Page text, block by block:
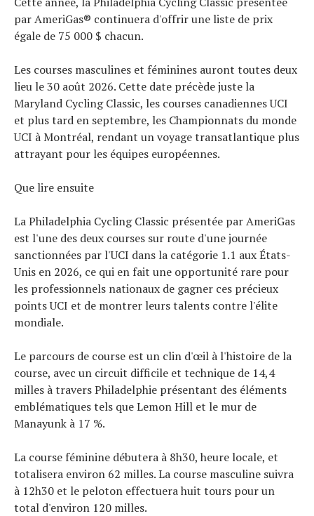
par AmeriGas® continuera d'offrir une liste de prix
égale de 75 000 $ chacun.
Les courses masculines et féminines auront toutes deux
lieu le 30 août 2026. Cette date précède juste la
Maryland Cycling Classic, les courses canadiennes UCI
et plus tard en septembre, les Championnats du monde
UCI à Montréal, rendant un voyage transatlantique plus
attrayant pour les équipes européennes.
Que lire ensuite
La Philadelphia Cycling Classic présentée par AmeriGas
est l'une des deux courses sur route d'une journée
sanctionnées par l'UCI dans la catégorie 1.1 aux États-
Unis en 2026, ce qui en fait une opportunité rare pour
les professionnels nationaux de gagner ces précieux
points UCI et de montrer leurs talents contre l'élite
mondiale.
Le parcours de course est un clin d'œil à l'histoire de la
course, avec un circuit difficile et technique de 14,4
milles à travers Philadelphie présentant des éléments
emblématiques tels que Lemon Hill et le mur de
Manayunk à 17 %.
La course féminine débutera à 8h30, heure locale, et
totalisera environ 62 milles. La course masculine suivra
à 12h30 et le peloton effectuera huit tours pour un
total d'environ 120 milles.